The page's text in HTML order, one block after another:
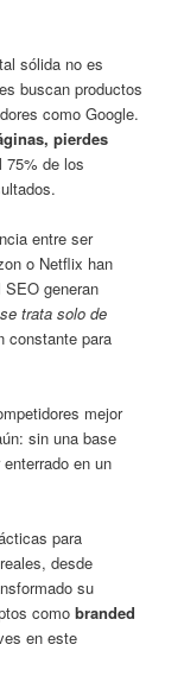
sólida no es
buscan productos
como Google.
pierdes
75% de los
entre ser
o Netflix han
generan
trata solo de
constante para
mejor
sin una base
en un
para
desde
su
comobranded
en este